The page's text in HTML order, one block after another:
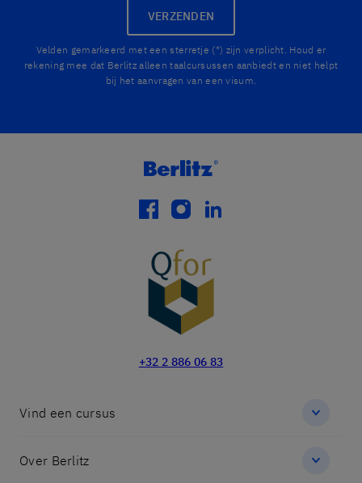
VERZENDEN
Velden gemarkeerd met een sterretje (*) zijn verplicht. Houd er
rekening mee dat Berlitz alleen taalcursussen aanbiedt en niet helpt
bij het aanvragen van een visum.
facebook
instagram
linkedin
+32 2 886 06 83
Vind een cursus
Over Berlitz